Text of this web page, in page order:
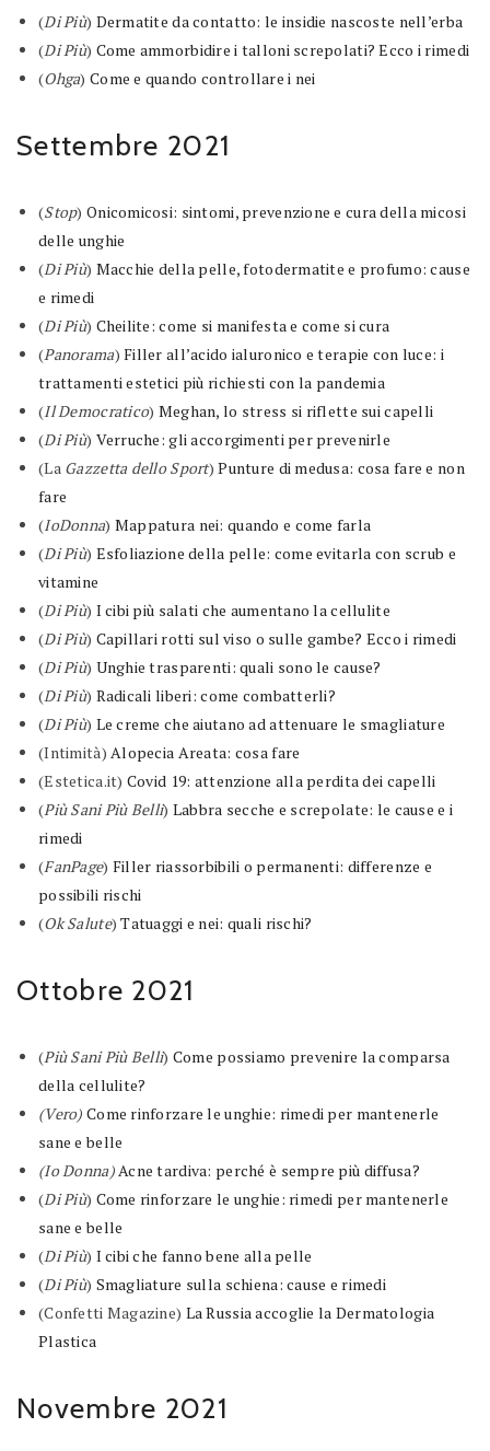
(Di Più) Dermatite da contatto: le insidie nascoste nell’erba
(Di Più) Come ammorbidire i talloni screpolati? Ecco i rimedi
(Ohga) Come e quando controllare i nei
Settembre 2021
(Stop) Onicomicosi: sintomi, prevenzione e cura della micosi
delle unghie
(Di Più) Macchie della pelle, fotodermatite e profumo: cause
e rimedi
(Di Più) Cheilite: come si manifesta e come si cura
(Panorama)Filler all’acido ialuronico e terapie con luce: i
trattamenti estetici più richiesti con la pandemia
(Il Democratico) Meghan, lo stress si riflette sui capelli
(Di Più) Verruche: gli accorgimenti per prevenirle
(La Gazzetta dello Sport)Punture di medusa: cosa fare e non
fare
(IoDonna) Mappatura nei: quando e come farla
(Di Più) Esfoliazione della pelle: come evitarla con scrub e
vitamine
(Di Più) I cibi più salati che aumentano la cellulite
(Di Più) Capillari rotti sul viso o sulle gambe? Ecco i rimedi
(Di Più) Unghie trasparenti: quali sono le cause?
(Di Più) Radicali liberi: come combatterli?
(Di Più) Le creme che aiutano ad attenuare le smagliature
(Intimità)Alopecia Areata: cosa fare
(Estetica.it) Covid 19: attenzione alla perdita dei capelli
(Più Sani Più Belli) Labbra secche e screpolate: le cause e i
rimedi
(FanPage) Filler riassorbibili o permanenti: differenze e
possibili rischi
(Ok Salute)Tatuaggi e nei: quali rischi?
Ottobre 2021
(Più Sani Più Belli) Come possiamo prevenire la comparsa
della cellulite?
(Vero) Come rinforzare le unghie: rimedi per mantenerle
sane e belle
(Io Donna)Acne tardiva: perché è sempre più diffusa?
(Di Più) Come rinforzare le unghie: rimedi per mantenerle
sane e belle
(Di Più) I cibi che fanno bene alla pelle
(Di Più) Smagliature sulla schiena: cause e rimedi
(Confetti Magazine) La Russia accoglie la Dermatologia
Plastica
Novembre 2021